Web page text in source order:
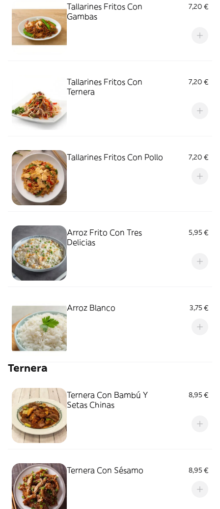
Tallarines Fritos Con
Gambas
7,20 €
Tallarines Fritos Con
Ternera
7,20 €
Tallarines Fritos Con Pollo 7,20 €
Arroz Frito Con Tres
Delicias
5,95 €
Arroz Blanco 3,75 €
Ternera
Ternera Con Bambú Y
Setas Chinas
8,95 €
Ternera Con Sésamo 8,95 €